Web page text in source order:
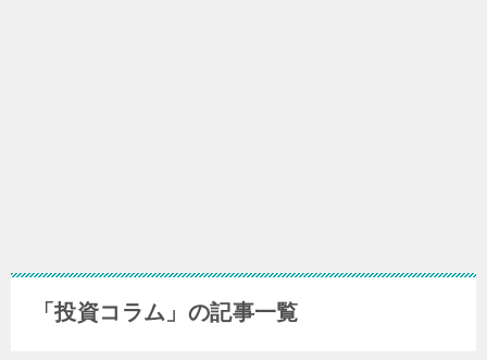
「投資コラム」の記事一覧